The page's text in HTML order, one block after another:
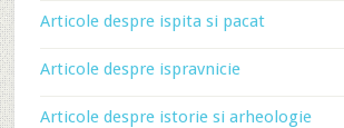
Articole despre ispita si pacat
Articole despre ispravnicie
Articole despre istorie si arheologie